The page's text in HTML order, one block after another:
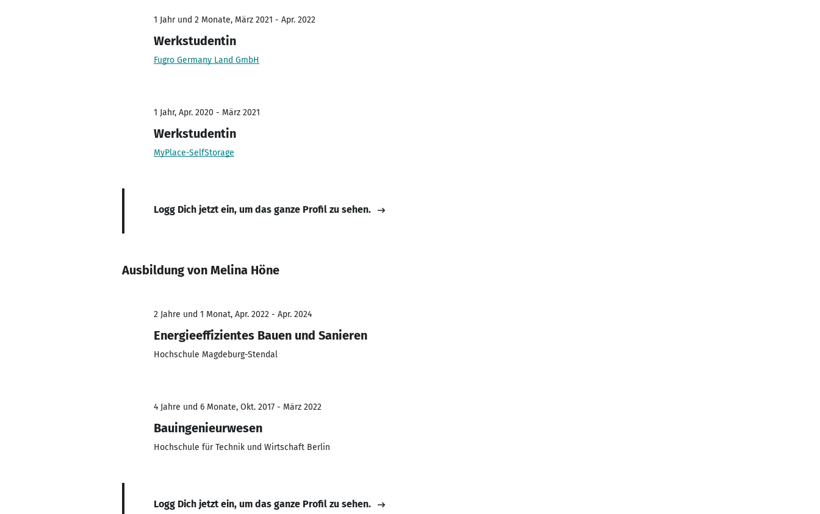
1 Jahr und 2 Monate, März 2021 - Apr. 2022
Werkstudentin
Fugro Germany Land GmbH
1 Jahr, Apr. 2020 - März 2021
Werkstudentin
MyPlace-SelfStorage
Logg Dich jetzt ein, um das ganze Profil zu sehen.
Ausbildung von Melina Höne
2 Jahre und 1 Monat, Apr. 2022 - Apr. 2024
Energieeffizientes Bauen und Sanieren
Hochschule Magdeburg-Stendal
4 Jahre und 6 Monate, Okt. 2017 - März 2022
Bauingenieurwesen
Hochschule für Technik und Wirtschaft Berlin
Logg Dich jetzt ein, um das ganze Profil zu sehen.